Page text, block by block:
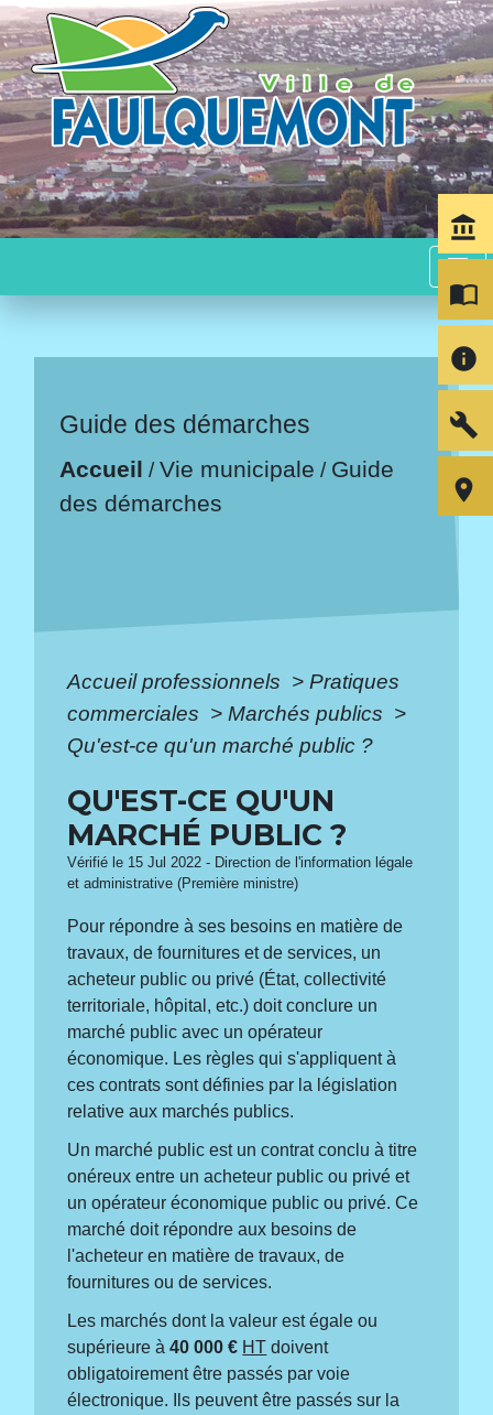
menu
Guide des démarches
Accueil /Vie municipale / Guide
des démarches
Accueil professionnels > Pratiques
commerciales > Marchés publics >
Qu'est-ce qu'un marché public ?
QU'EST-CE QU'UN
MARCHÉ PUBLIC ?
Vérifié le 15 Jul 2022 - Direction de l'information légale
et administrative (Première ministre)
Pour répondre à ses besoins en matière de
travaux, de fournitures et de services, un
acheteur public ou privé (État, collectivité
territoriale, hôpital, etc.) doit conclure un
marché public avec un opérateur
économique. Les règles qui s'appliquent à
ces contrats sont définies par la législation
relative aux marchés publics.
Un marché public est un contrat conclu à titre
onéreux entre un acheteur public ou privé et
un opérateur économique public ou privé. Ce
marché doit répondre aux besoins de
l'acheteur en matière de travaux, de
fournitures ou de services.
Les marchés dont la valeur est égale ou
supérieure à40 000 € HT doivent
obligatoirement être passés par voie
électronique. Ils peuvent être passés sur la
account_balance
import_contacts
info
build
room